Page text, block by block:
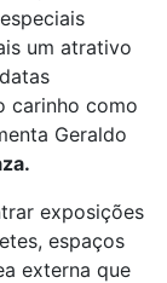
um atrativo
carinho como
Geraldo
exposições
espaços
externa que